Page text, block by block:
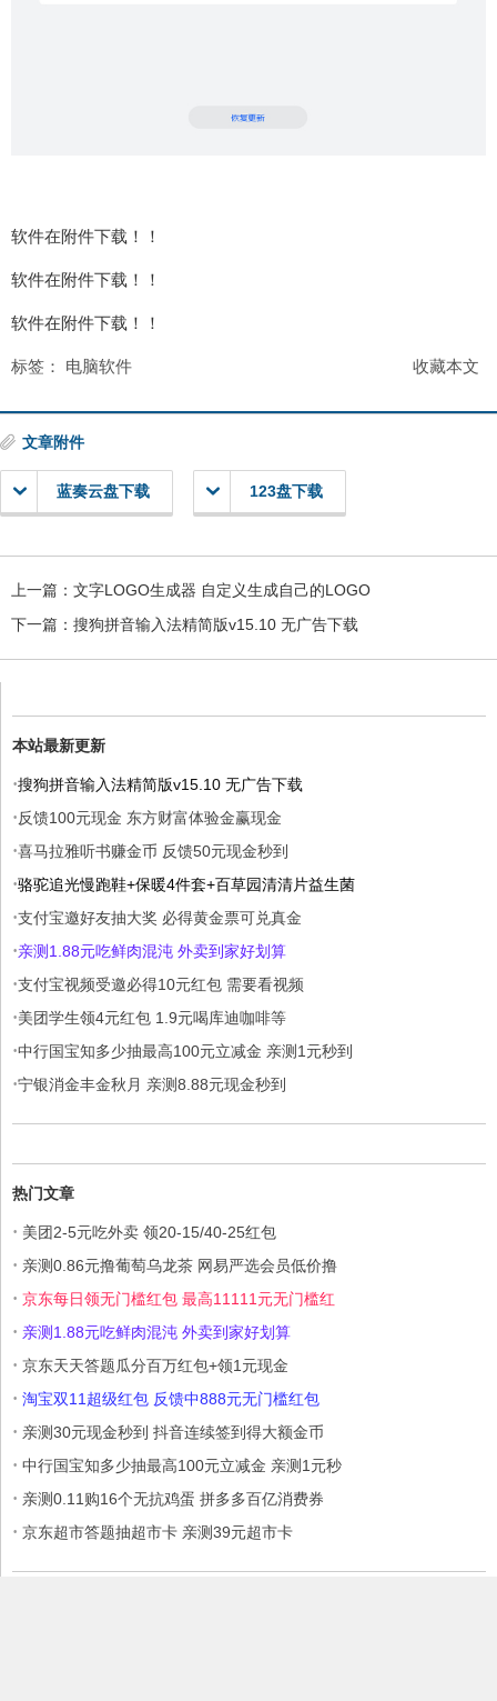
软件在附件下载！！
软件在附件下载！！
软件在附件下载！！
收藏本文
标签： 电脑软件
文章附件
蓝奏云盘下载 123盘下载
上一篇： 文字LOGO生成器 自定义生成自己的LOGO
下一篇： 搜狗拼音输入法精简版v15.10 无广告下载
本站最新更新
·搜狗拼音输入法精简版v15.10 无广告下载
·反馈100元现金 东方财富体验金赢现金
·喜马拉雅听书赚金币 反馈50元现金秒到
·骆驼追光慢跑鞋+保暖4件套+百草园清清片益生菌
·支付宝邀好友抽大奖 必得黄金票可兑真金
·亲测1.88元吃鲜肉混沌 外卖到家好划算
·支付宝视频受邀必得10元红包 需要看视频
·美团学生领4元红包 1.9元喝库迪咖啡等
·中行国宝知多少抽最高100元立减金 亲测1元秒到
·宁银消金丰金秋月 亲测8.88元现金秒到
热门文章
· 美团2-5元吃外卖 领20-15/40-25红包
· 亲测0.86元撸葡萄乌龙茶 网易严选会员低价撸
· 京东每日领无门槛红包 最高11111元无门槛红
· 亲测1.88元吃鲜肉混沌 外卖到家好划算
· 京东天天答题瓜分百万红包+领1元现金
· 淘宝双11超级红包 反馈中888元无门槛红包
· 亲测30元现金秒到 抖音连续签到得大额金币
· 中行国宝知多少抽最高100元立减金 亲测1元秒
· 亲测0.11购16个无抗鸡蛋 拼多多百亿消费券
· 京东超市答题抽超市卡 亲测39元超市卡